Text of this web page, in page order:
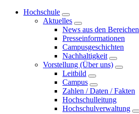
Hochschule
Aktuelles
News aus den Bereichen
Presseinformationen
Campusgeschichten
Nachhaltigkeit
Vorstellung (Über uns)
Leitbild
Campus
Zahlen / Daten / Fakten
Hochschulleitung
Hochschulverwaltung